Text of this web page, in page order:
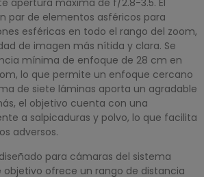
par de elementos asféricos para
esféricas en todo el rango del zoom,
de imagen más nítida y clara. Se
mínima de enfoque de 28 cm en
lo que permite un enfoque cercano
de siete láminas aporta un agradable
el objetivo cuenta con una
a salpicaduras y polvo, lo que facilita
adversos.
para cámaras del sistema
objetivo ofrece un rango de distancia